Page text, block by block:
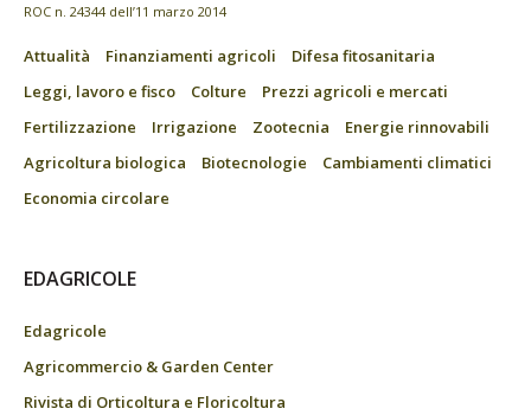
ROC n. 24344 dell’11 marzo 2014
Attualità Finanziamenti agricoli
Difesa fitosanitaria
Leggi, lavoro e fisco
Colture
Prezzi agricoli e mercati
Fertilizzazione
Irrigazione Zootecnia
Energie rinnovabili
Agricoltura biologica
Biotecnologie
Cambiamenti climatici
Economia circolare
EDAGRICOLE
Edagricole
Agricommercio & Garden Center
Rivista di Orticoltura e Floricoltura